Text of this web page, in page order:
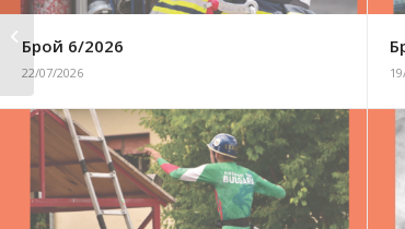
Брой 6/2026
22/07/2026